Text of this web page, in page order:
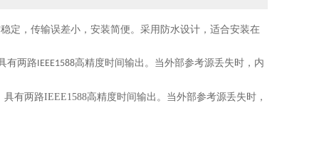
定，传输误差小，安装简便。 采用防水设计，适合安装在
有两路IEEE1588高精度时间输出。当外部参考源丢失时，内
有两路IEEE1588高精度时间输出。当外部参考源丢失时，